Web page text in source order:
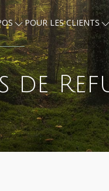
POUR LES CLIENTS
de